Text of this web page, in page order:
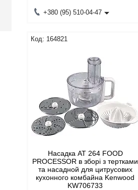
+380 (95) 510-04-47
164821
Насадка AT 264 FOOD
PROCESSOR в зборі з тертками
та насадной для цитрусових
кухонного комбайна Kenwood
KW706733